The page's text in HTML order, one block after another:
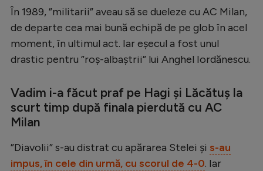
În 1989, ”militarii” aveau să se dueleze cu AC Milan,
de departe cea mai bună echipă de pe glob în acel
moment, în ultimul act. Iar eșecul a fost unul
drastic pentru ”roș-albaștrii” lui Anghel Iordănescu.
Vadim i-a făcut praf pe Hagi și Lăcătuș la
scurt timp după finala pierdută cu AC
Milan
”Diavolii” s-au distrat cu apărarea Stelei și s-au
impus, în cele din urmă, cu scorul de 4-0. Iar